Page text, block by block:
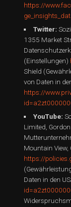
https://
Twitter:
1355 Market
(Einstellungen)
Shield
von Daten in
https://
YouTube:
Limited,
Mountain
https://
Daten in den